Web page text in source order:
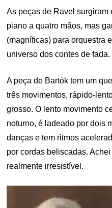
As peças de Ravel surgiram
piano a quatro mãos, mas
(magníficas) para orquestra
universo dos contes de fada.
A peça de Bartók tem um
três movimentos, rápido-
grosso. O lento movimento
noturno, é ladeado por dois
danças e tem ritmos
por cordas beliscadas.
realmente irresistível.